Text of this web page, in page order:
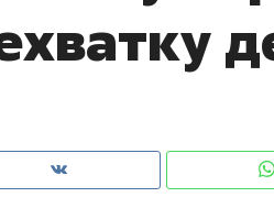
чем интересен Оман?